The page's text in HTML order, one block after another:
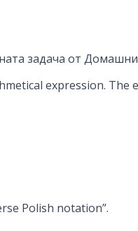
задача от
expression.
Polish notation”.